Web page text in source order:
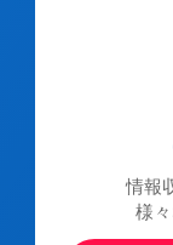
情報
様